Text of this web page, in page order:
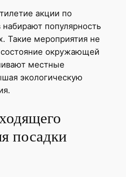
акции по
набирают популярность
Такие мероприятия не
окружающей
местные
экологическую
посадки